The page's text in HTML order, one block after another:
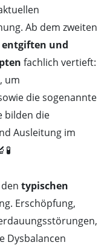
Ab dem zweiten
entgiften und
fachlich vertieft:
um
die sogenannte
bilden die
Ausleitung im
typischen
Erschöpfung,
Dysbalancen